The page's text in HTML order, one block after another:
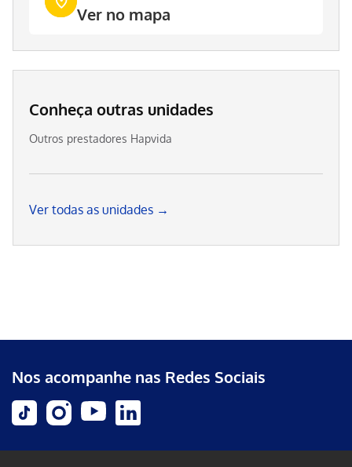
Ver no mapa
Conheça outras unidades
Outros prestadores Hapvida
Ver todas as unidades →
Nos acompanhe nas Redes Sociais